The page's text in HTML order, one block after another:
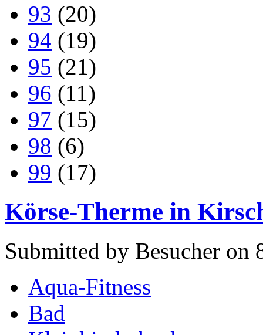
93 (20)
94 (19)
95 (21)
96 (11)
97 (15)
98 (6)
99 (17)
Körse-Therme in
Submitted by Besucher on
Aqua-Fitness
Bad